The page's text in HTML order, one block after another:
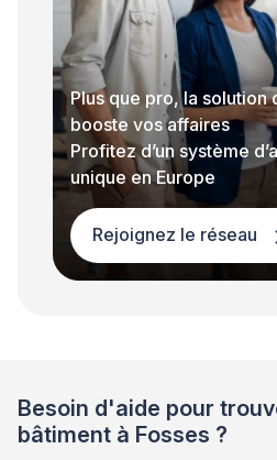
Plus que pro, la solution
booste vos affaires
Profitez d’un système
unique en Europe
Rejoignez le réseau
Besoin d'aide pour
bâtiment à Fosses ?